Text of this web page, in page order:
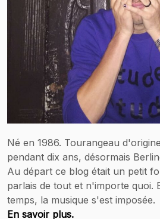
Né en 1986. Tourangeau
pendant dix ans, désormais
Au départ ce blog était un petit
parlais de tout et n'importe quoi.
temps, la musique s'est imposée.
En savoir plus.